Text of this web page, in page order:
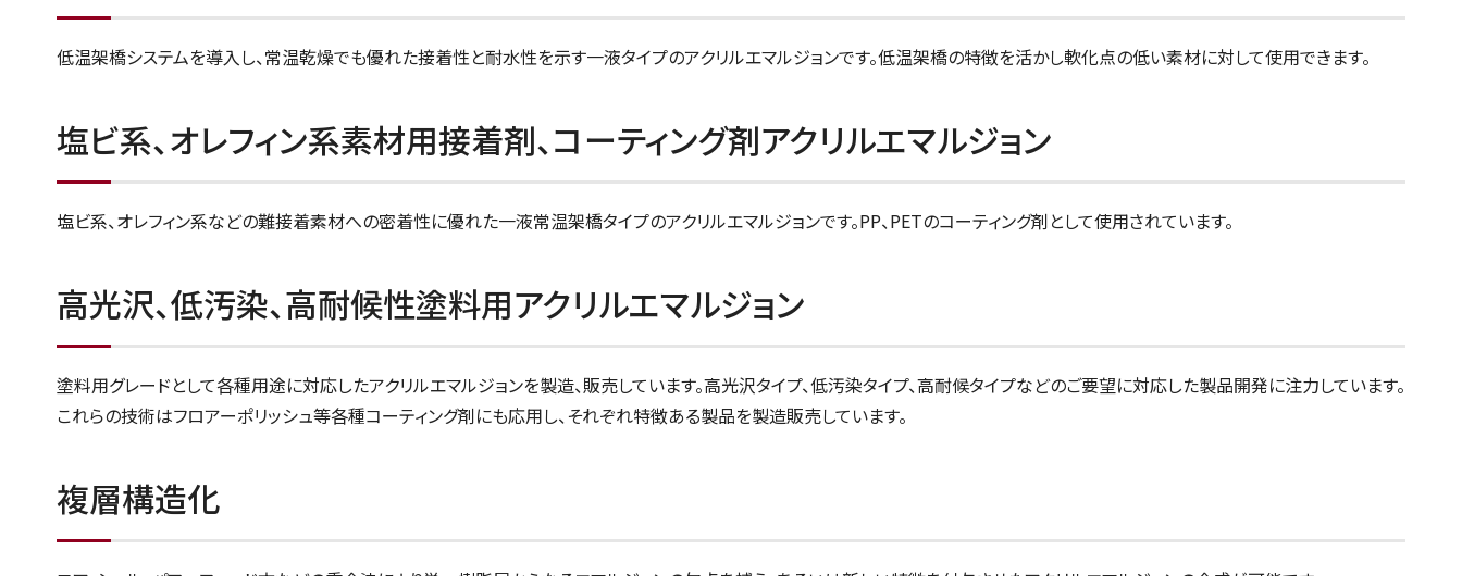
低温架橋システムを導入し、常温乾燥でも優れた接着性と耐水性を示す一液タイプのアクリルエマルジョンです。低温架橋の特徴を活かし軟化点の低い素材に対して使用できます。
塩ビ系、オレフィン系素材用接着剤、コーティング剤アクリルエマルジョン
塩ビ系、オレフィン系などの難接着素材への密着性に優れた一液常温架橋タイプのアクリルエマルジョンです。PP、PETのコーティング剤として使用されています。
高光沢、低汚染、高耐候性塗料用アクリルエマルジョン
塗料用グレードとして各種用途に対応したアクリルエマルジョンを製造、販売しています。高光沢タイプ、低汚染タイプ、高耐候タイプなどのご要望に対応した製品開発に注力しています。
これらの技術はフロアーポリッシュ等各種コーティング剤にも応用し、それぞれ特徴ある製品を製造販売しています。
複層構造化